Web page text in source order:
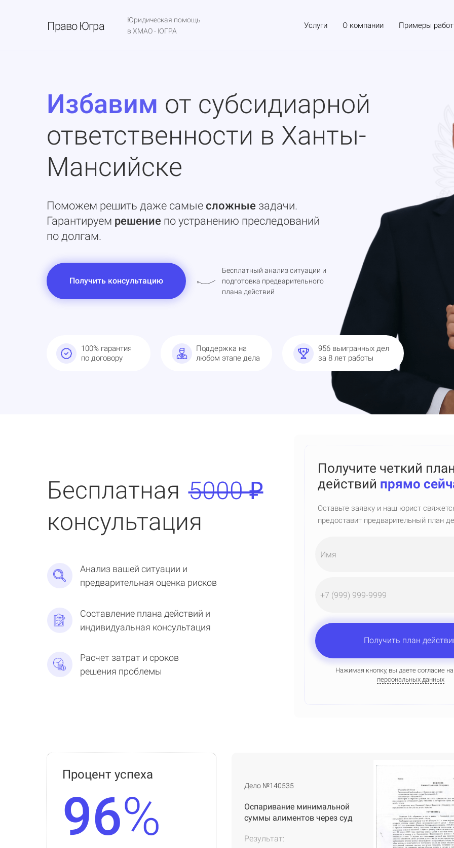
Право Югра
Юридическая помощь
в ХМАО - ЮГРА
Услуги О компании Примеры работ
Избавим от субсидиарной
ответственности в Ханты-
Мансийске
Поможем решить даже самые сложные задачи.
Гарантируем решение по устранению преследований
по долгам.
Получить консультацию
Бесплатный анализ ситуации и
подготовка предварительного
плана действий
100% гарантия
по договору
Поддержка на
любом этапе дела
956 выигранных дел
за 8 лет работы
Получите четкий
действий прямо
Оставьте заявку и наш юрист
предоставит предварительный план
Имя
Получить план
Нажимая кнопку, вы даете согласие
персональных данных
Бесплатная
консультация
5000 ₽
Анализ вашей ситуации и
предварительная оценка рисков
Составление плана действий и
индивидуальная консультация
Расчет затрат и сроков
решения проблемы
Процент успеха
96%
Дело №140535
Оспаривание минимальной
суммы алиментов через суд
Результат: